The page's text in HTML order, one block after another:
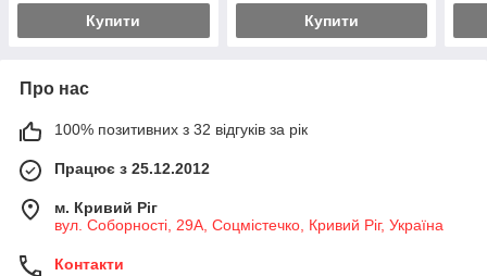
Купити Купити
Про нас
100% позитивних з 32 відгуків за рік
Працює з 25.12.2012
м. Кривий Ріг
вул. Соборності, 29А, Соцмістечко, Кривий Ріг, Україна
Контакти